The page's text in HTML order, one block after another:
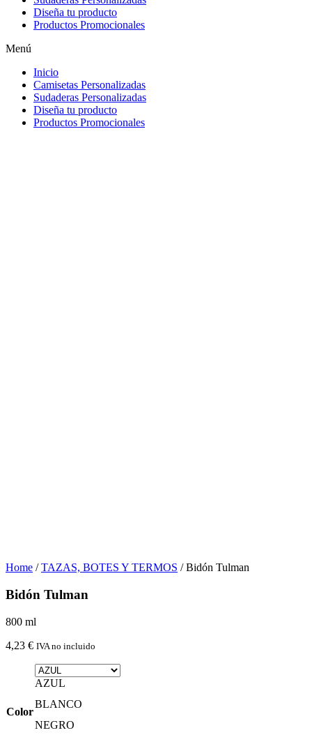
Diseña tu producto
Productos Promocionales
Menú
Inicio
Camisetas Personalizadas
Sudaderas Personalizadas
Diseña tu producto
Productos Promocionales
Home /TAZAS, BOTES Y TERMOS / Bidón Tulman
Bidón Tulman
800 ml
4,23 € IVA no incluido
Color
AZUL
BLANCO
NEGRO